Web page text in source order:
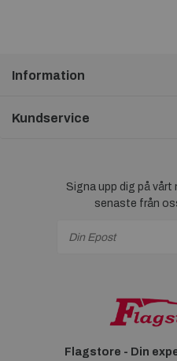
Information
Kundservice
Signa upp dig på
senaste från
Flagstore - Din